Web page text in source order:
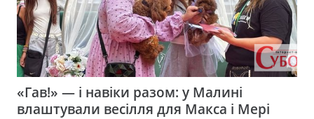
«Гав!» — і навіки разом: у Малині
влаштували весілля для Макса і Мері